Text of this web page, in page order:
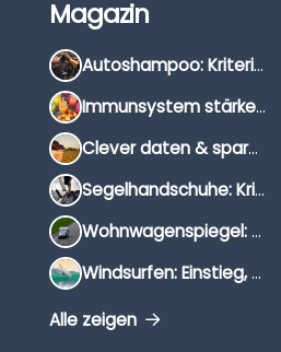
Magazin
Autoshampoo: Kriterien, Unterschiede & Anwendung
Immunsystem stärken: Hausmittel, Vitamine & Wissenswertes
Clever daten & sparen: So findest du die besten Deals für Dates und Unternehmungen
Segelhandschuhe: Kriterien, Materialien & Tipps
Wohnwagenspiegel: Auswahl, Preise & Montage
Windsurfen: Einstieg, Ausrüstung & Tipps
Alle zeigen